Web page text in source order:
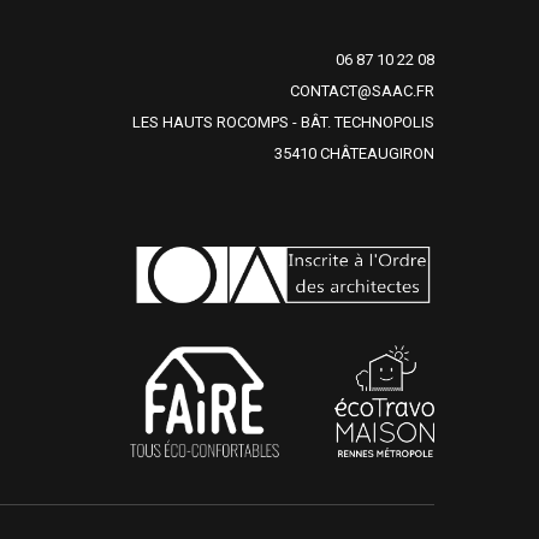
06 87 10 22 08
CONTACT@SAAC.FR
LES HAUTS ROCOMPS - BÂT. TECHNOPOLIS
35410 CHÂTEAUGIRON